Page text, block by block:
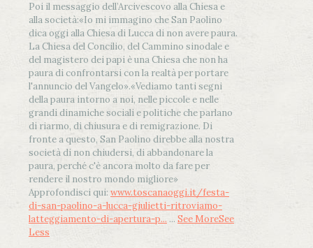
Poi il messaggio dell’Arcivescovo alla Chiesa e
alla società:«Io mi immagino che San Paolino
dica oggi alla Chiesa di Lucca di non avere paura.
La Chiesa del Concilio, del Cammino sinodale e
del magistero dei papi è una Chiesa che non ha
paura di confrontarsi con la realtà per portare
l'annuncio del Vangelo».«Vediamo tanti segni
della paura intorno a noi, nelle piccole e nelle
grandi dinamiche sociali e politiche che parlano
di riarmo, di chiusura e di remigrazione. Di
fronte a questo, San Paolino direbbe alla nostra
società di non chiudersi, di abbandonare la
paura, perché c'è ancora molto da fare per
rendere il nostro mondo migliore»
Approfondisci qui: www.toscanaoggi.it/festa-
di-san-paolino-a-lucca-giulietti-ritroviamo-
latteggiamento-di-apertura-p... ... See MoreSee
Less